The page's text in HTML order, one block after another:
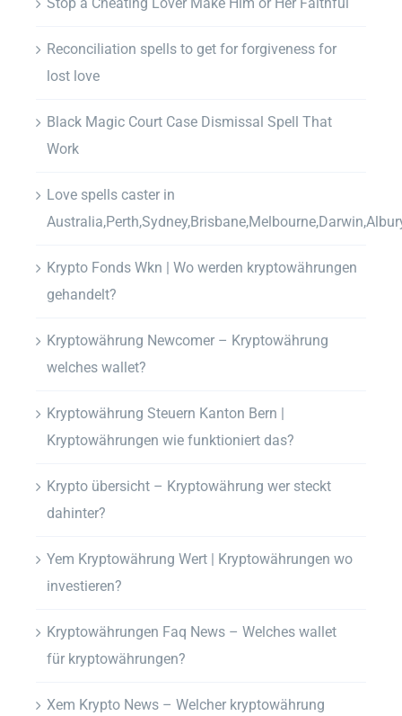
Reconciliation spells to get for forgiveness for
lost love
Black Magic Court Case Dismissal Spell That
Work
Love spells caster in
Krypto Fonds Wkn | Wo werden kryptowährungen
gehandelt?
Kryptowährung Newcomer – Kryptowährung
welches wallet?
Kryptowährung Steuern Kanton Bern |
Kryptowährungen wie funktioniert das?
Krypto übersicht – Kryptowährung wer steckt
dahinter?
Yem Kryptowährung Wert | Kryptowährungen wo
investieren?
Kryptowährungen Faq News – Welches wallet
für kryptowährungen?
Xem Krypto News – Welcher kryptowährung